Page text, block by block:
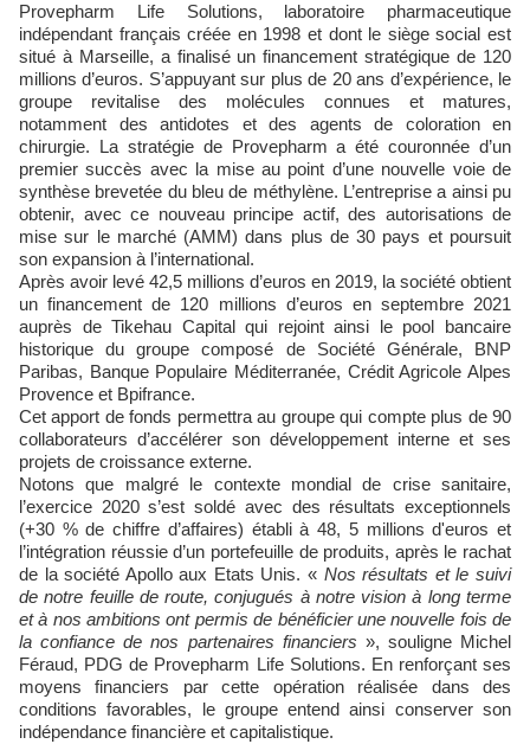
Provepharm Life Solutions, laboratoire pharmaceutique
indépendant français créée en 1998 et dont le siège social est
situé à Marseille, a finalisé un financement stratégique de 120
millions d’euros. S’appuyant sur plus de 20 ans d’expérience, le
groupe revitalise des molécules connues et matures,
notamment des antidotes et des agents de coloration en
chirurgie. La stratégie de Provepharm a été couronnée d’un
premier succès avec la mise au point d’une nouvelle voie de
synthèse brevetée du bleu de méthylène. L’entreprise a ainsi pu
obtenir, avec ce nouveau principe actif, des autorisations de
mise sur le marché (AMM) dans plus de 30 pays et poursuit
son expansion à l’international.
Après avoir levé 42,5 millions d’euros en 2019, la société obtient
un financement de 120 millions d’euros en septembre 2021
auprès de Tikehau Capital qui rejoint ainsi le pool bancaire
historique du groupe composé de Société Générale, BNP
Paribas, Banque Populaire Méditerranée, Crédit Agricole Alpes
Provence et Bpifrance.
Cet apport de fonds permettra au groupe qui compte plus de 90
collaborateurs d’accélérer son développement interne et ses
projets de croissance externe.
Notons que malgré le contexte mondial de crise sanitaire,
l’exercice 2020 s’est soldé avec des résultats exceptionnels
(+30 % de chiffre d’affaires) établi à 48, 5 millions d'euros et
l’intégration réussie d’un portefeuille de produits, après le rachat
de la société Apollo aux Etats Unis. « Nos résultats et le suivi
de notre feuille de route, conjugués à notre vision à long terme
et à nos ambitions ont permis de bénéficier une nouvelle fois de
la confiance de nos partenaires financiers », souligne Michel
Féraud, PDG de Provepharm Life Solutions. En renforçant ses
moyens financiers par cette opération réalisée dans des
conditions favorables, le groupe entend ainsi conserver son
indépendance financière et capitalistique.